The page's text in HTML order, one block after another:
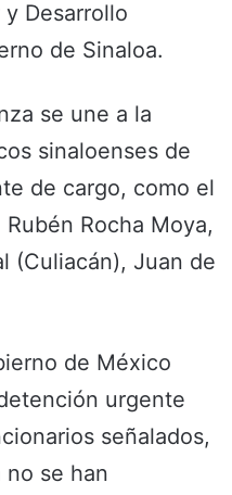
Desarrollo
de Sinaloa.
se une a la
sinaloenses de
de cargo, como el
Rocha Moya,
(Culiacán), Juan de
de México
urgente
señalados,
no se han